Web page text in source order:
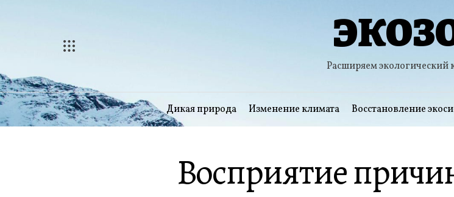
Расширяем экологический
Дикая природа Изменение климата Восстановление
Восприятие